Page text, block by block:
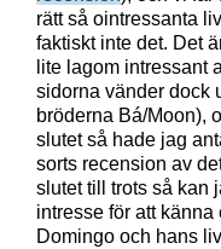
rätt så ointressanta
faktiskt inte det. Det
lite lagom intressant
sidorna vänder dock
bröderna Bá/Moon),
slutet så hade jag
sorts recension av
slutet till trots så kan
intresse för att känna
Domingo och hans